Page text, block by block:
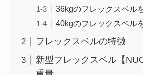
36kgのフレックスベル
40kgのフレックスベル
フレックスベルの特徴
新型フレックスベル【